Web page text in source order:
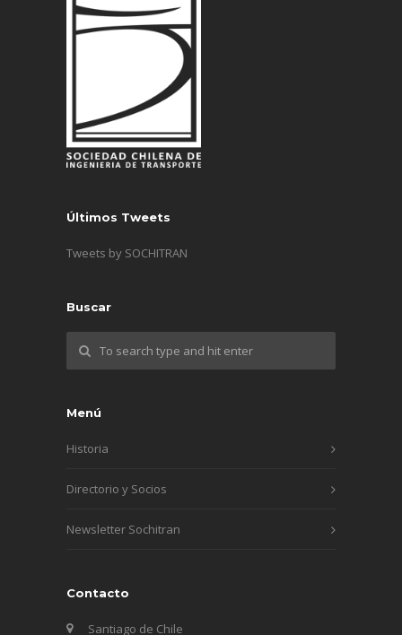
Últimos Tweets
Tweets by SOCHITRAN
Buscar
Menú
Historia
Directorio y Socios
Newsletter Sochitran
Contacto
Santiago de Chile